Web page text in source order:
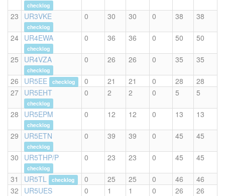
checklog
23 UR3VKE
checklog
0 30 30 0 38 38
24 UR4EWA
checklog
0 36 36 0 50 50
25 UR4VZA
checklog
0 26 26 0 35 35
26 UR5EE checklog 0 21 21 0 28
28
27 UR5EHT
checklog
0 2 2 0 5 5
28 UR5EPM
checklog
0 12 12 0 13 13
29 UR5ETN
checklog
0 39 39 0 45 45
30 UR5THP/P
checklog
0 23 23 0 45 45
31 UR5TL checklog 0 25 25 0 46
46
32
UR5UES 0 1 1 0 26 26